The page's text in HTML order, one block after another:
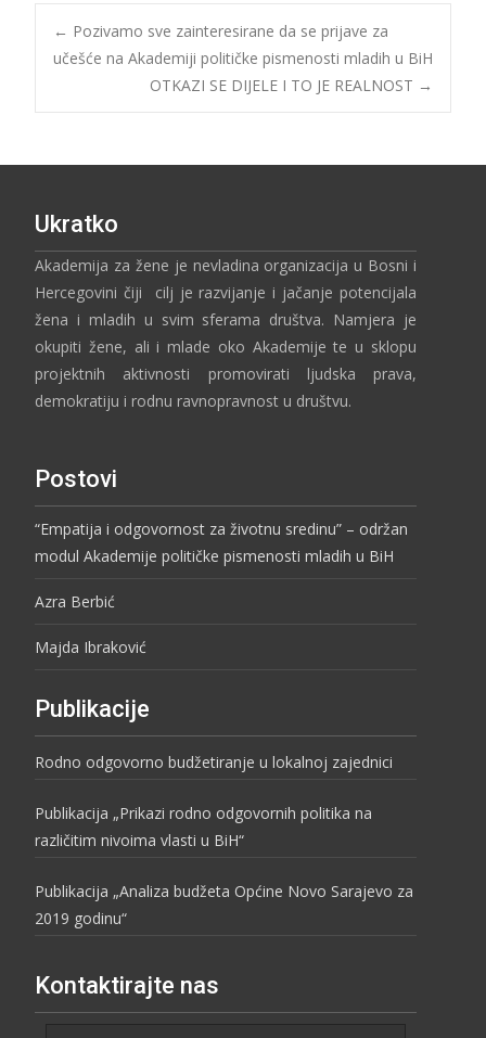
← Pozivamo sve zainteresirane da se prijave za
učešće na Akademiji političke pismenosti mladih u BiH
OTKAZI SE DIJELE I TO JE REALNOST →
Ukratko
Akademija za žene je nevladina organizacija u Bosni i
Hercegovini čiji cilj je razvijanje i jačanje potencijala
žena i mladih u svim sferama društva. Namjera je
okupiti žene, ali i mlade oko Akademije te u sklopu
projektnih aktivnosti promovirati ljudska prava,
demokratiju i rodnu ravnopravnost u društvu.
Postovi
“Empatija i odgovornost za životnu sredinu” – održan
modul Akademije političke pismenosti mladih u BiH
Azra Berbić
Majda Ibraković
Publikacije
Rodno odgovorno budžetiranje u lokalnoj zajednici
Publikacija „Prikazi rodno odgovornih politika na
različitim nivoima vlasti u BiH“
Publikacija „Analiza budžeta Općine Novo Sarajevo za
2019 godinu“
Kontaktirajte nas